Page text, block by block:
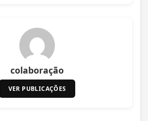
colaboração
VER PUBLICAÇÕES